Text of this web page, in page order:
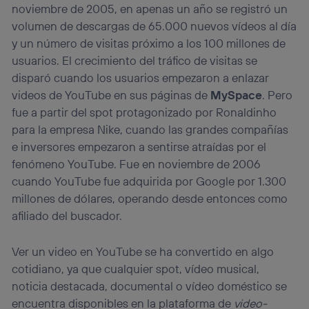
noviembre de 2005, en apenas un año se registró un
volumen de descargas de 65.000 nuevos vídeos al día
y un número de visitas próximo a los 100 millones de
usuarios. El crecimiento del tráfico de visitas se
disparó cuando los usuarios empezaron a enlazar
videos de YouTube en sus páginas de MySpace. Pero
fue a partir del spot protagonizado por Ronaldinho
para la empresa Nike, cuando las grandes compañías
e inversores empezaron a sentirse atraídas por el
fenómeno YouTube. Fue en noviembre de 2006
cuando YouTube fue adquirida por Google por 1.300
millones de dólares, operando desde entonces como
afiliado del buscador.
Ver un video en YouTube se ha convertido en algo
cotidiano, ya que cualquier spot, vídeo musical,
noticia destacada, documental o vídeo doméstico se
encuentra disponibles en la plataforma de video-
Este identificador se asigna a la conexión de internet, por
lo que cualquier persona que conecte su dispositivo y
consienta el uso de la tecnología recibirá el mismo
identificador. Típicamente:
Si utilizas unaconexión de banda ancha(p. ej., Wi-Fi),
el marketing o análisis se realizará en función de las
actividades de navegación de los miembros del hogar
que hayan dado su consentimiento.
Si utilizasdatos móviles, el marketing será más
personalizado, ya que se basará únicamente en la
navegación del usuario del móvil.
Puedes gestionar los consentimientos Utiq seleccionando
“Administrar Utiq” en la parte inferior de esta página web o
visitando el portal de privacidad de Utiq
(“consenthub”). Para más información, consulta
la política de privacidad de Utiq